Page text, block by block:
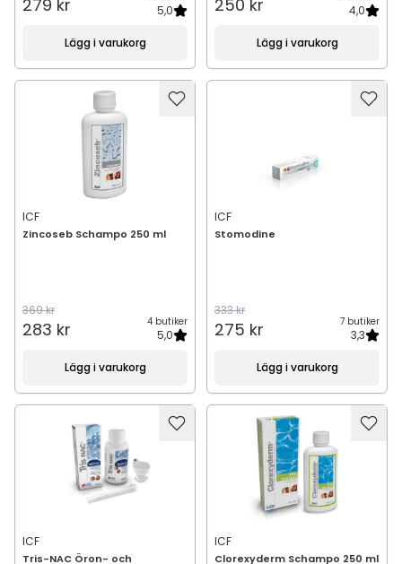
279 kr 5,0
Lägg i varukorg
250 kr 4,0
Lägg i varukorg
ICF
Zincoseb Schampo 250 ml
369 kr
283 kr 4 butiker
5,0
Lägg i varukorg
ICF
Stomodine
333 kr
275 kr 7 butiker
3,3
Lägg i varukorg
ICF
Tris-NAC Öron- och
ICF
Clorexyderm Schampo 250 ml